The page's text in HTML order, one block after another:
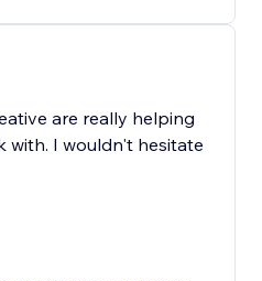
are really helping
with. I wouldn't hesitate